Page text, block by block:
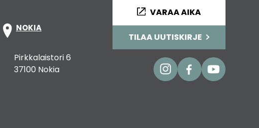
NOKIA
Pirkkalaistori 6
37100 Nokia
VARAA AIKA
TILAA UUTISKIRJE